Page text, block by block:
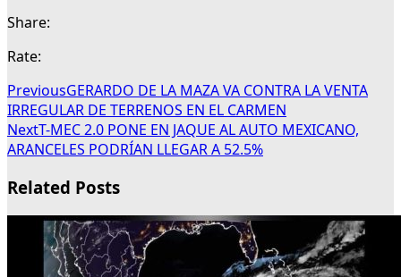
Share:
Rate:
PreviousGERARDO DE LA MAZA VA CONTRA LA VENTA
IRREGULAR DE TERRENOS EN EL CARMEN
NextT-MEC 2.0 PONE EN JAQUE AL AUTO MEXICANO,
ARANCELES PODRÍAN LLEGAR A 52.5%
Related Posts